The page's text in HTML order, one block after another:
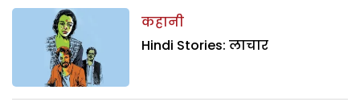
कहानी
Hindi Stories: लाचार